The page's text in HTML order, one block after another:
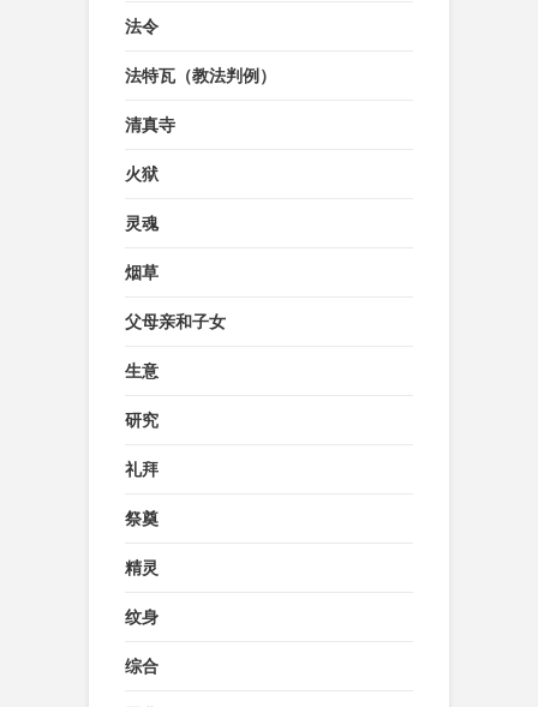
法令
法特瓦（教法判例）
清真寺
火狱
灵魂
烟草
父母亲和子女
生意
研究
礼拜
祭奠
精灵
纹身
综合